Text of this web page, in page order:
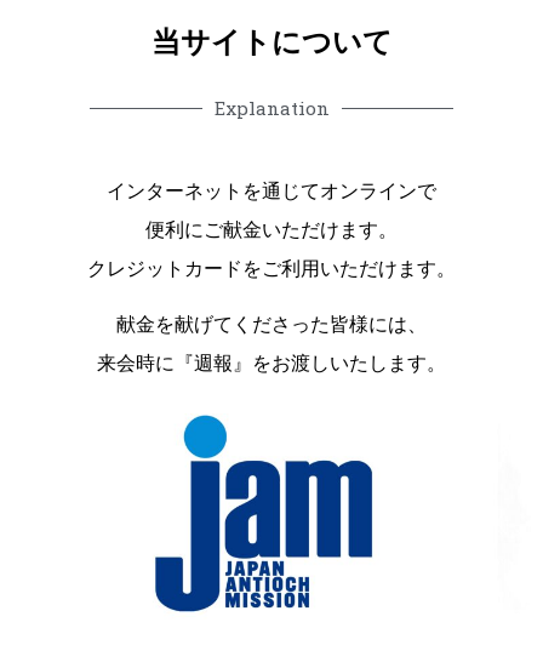
当サイトについて
Explanation
インターネットを通じてオンラインで
便利にご献金いただけます。
クレジットカードをご利用いただけます。
献金を献げてくださった皆様には、
来会時に『週報』をお渡しいたします。